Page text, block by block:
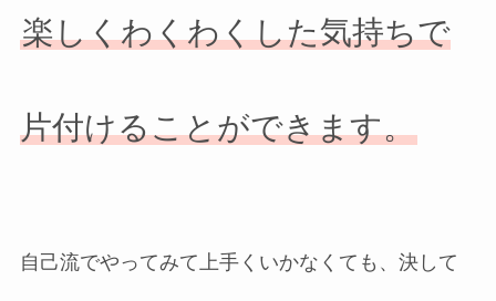
楽しくわくわくした気持ちで
片付けることができます。
自己流でやってみて上手くいかなくても、決して